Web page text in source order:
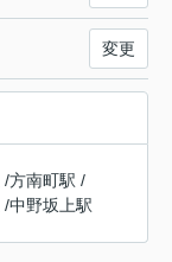
変更
/方南町駅 /
/中野坂上駅